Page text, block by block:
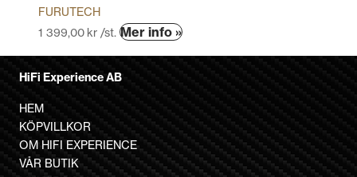
FURUTECH
1 399,00 kr /st. Mer info »
HiFi Experience AB
HEM
KÖPVILLKOR
OM HIFI EXPERIENCE
VÅR BUTIK